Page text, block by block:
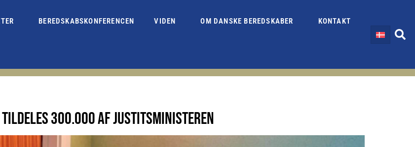
BEREDSKABSKONFERENCEN VIDEN OM DANSKE BEREDSKABER KONTAKT
300.000 AF JUSTITSMINISTEREN